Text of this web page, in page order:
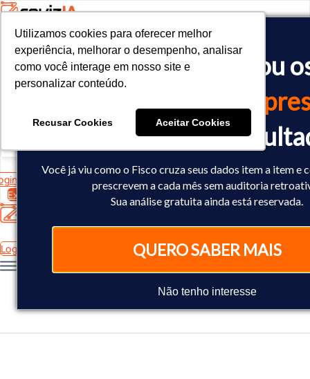
O Fisco já cruzou
dadosda sua
Você já sabe o
Você já viu como o Fisco cruza seus dados item a item e
prescrevem a cada mês sem auditoria
Sua análise gratuita ainda está reservada.
QUERO SABER MAIS
Não tenho interesse
Utilizamos cookies para oferecer melhor
experiência, melhorar o desempenho, analisar
como você interage em nosso site e
personalizar conteúdo.
Recusar Cookies Aceitar Cookies
Utilizamos cookies para oferecer melhor
experiência, melhorar o desempenho, analisar
como você interage em nosso site e
personalizar conteúdo.
Recusar Cookies Aceitar Cookies
<!-- Google tag (gtag.js) -->
<script async src="https://www.googletagmanager.com/gtag/
<script>
  window.dataLayer = window.dataLayer || [];
  gtag('config', 'AW-10793602440');
Experimente Grátis
Login